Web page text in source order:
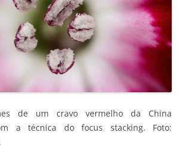
de um cravo vermelho da China
a técnica do focus stacking. Foto: